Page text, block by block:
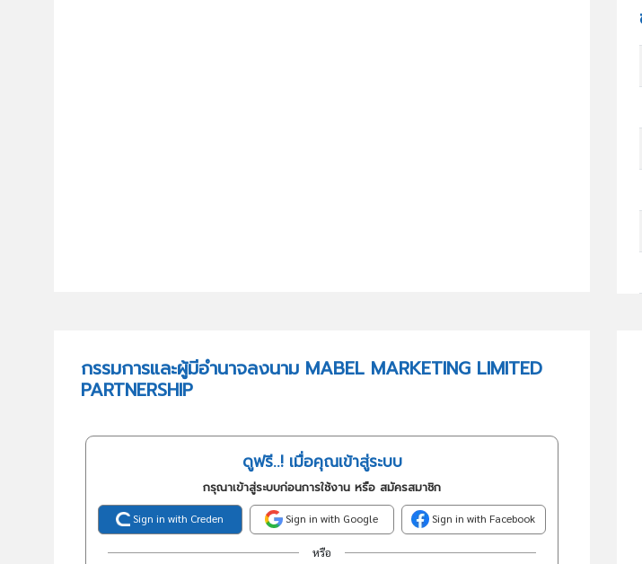
กรรมการและผู้มีอำนาจลงนาม MABEL MARKETING LIMITED
PARTNERSHIP
ดูฟรี..! เมื่อคุณเข้าสู่ระบบ
กรุณาเข้าสู่ระบบก่อนการใช้งาน หรือ สมัครสมาชิก
Sign in with Creden Sign in with Google Sign in with Facebook
หรือ